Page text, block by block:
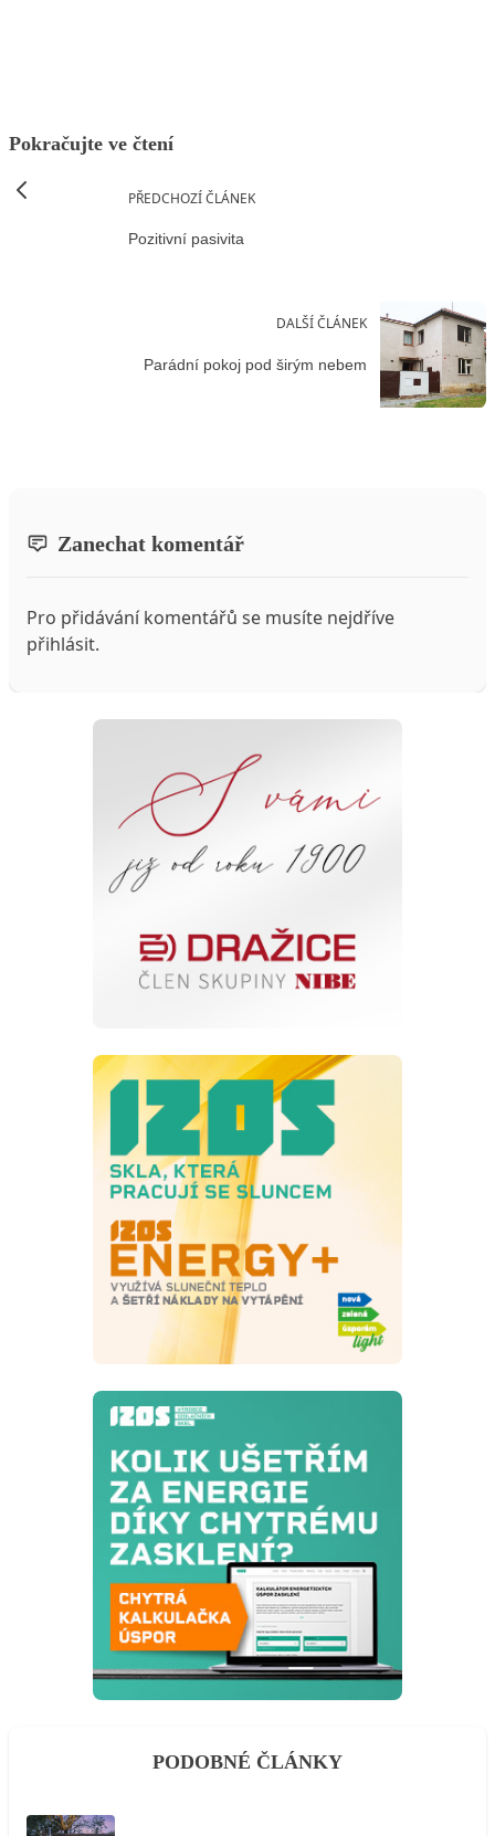
Pokračujte ve čtení
PŘEDCHOZÍ ČLÁNEK
Pozitivní pasivita
DALŠÍ ČLÁNEK
Parádní pokoj pod širým nebem
Zanechat komentář
Pro přidávání komentářů se musíte nejdříve
přihlásit.
PODOBNÉ ČLÁNKY